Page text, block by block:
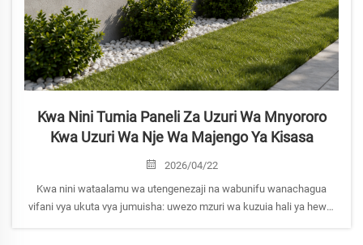
Kwa Nini Tumia Paneli Za Uzuri Wa Mnyororo
Kwa Uzuri Wa Nje Wa Majengo Ya Kisasa
2026/04/22
Kwa nini wataalamu wa utengenezaji na wabunifu wanachagua
vifani vya ukuta vya jumuisha: uwezo mzuri wa kuzuia hali ya hewa,